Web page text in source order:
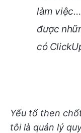
làm
được
có
Yếu tố then
tôi là quản lý